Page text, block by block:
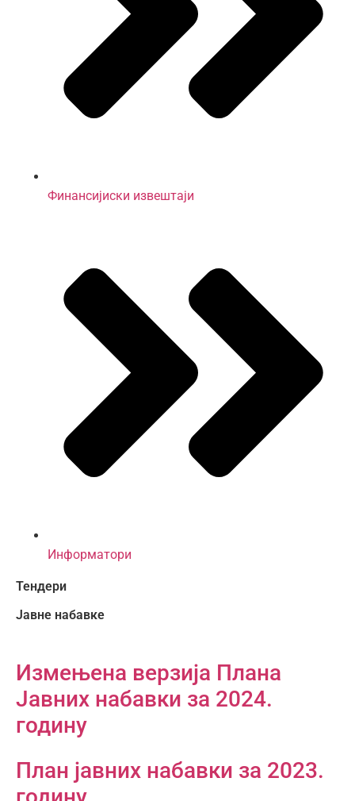
Финансијиски извештаји
Информатори
Тендери
Јавне набавке
Измењенa верзијa Плана
Јавних набавки за 2024.
годину
План јавних набавки за 2023.